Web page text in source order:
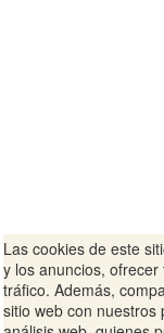
Las cookies de este
y los anuncios,
tráfico. Además,
sitio web con nuestros